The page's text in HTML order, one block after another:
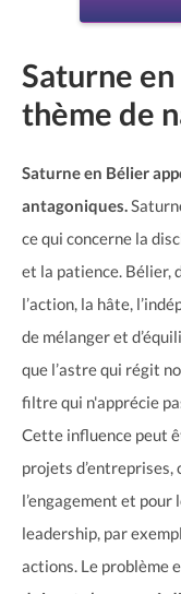
Saturne
thème de
Saturne en Bélier
antagoniques.
ce qui concerne la
et la patience. Bélier,
l’action, la hâte,
de mélanger et
que l’astre qui régit
filtre qui n'apprécie
Cette influence peut
projets
l’engagement et
leadership, par
actions. Le problème